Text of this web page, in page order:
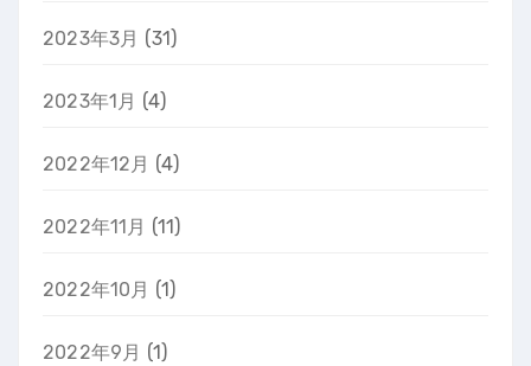
2023年3月 (31)
2023年1月 (4)
2022年12月 (4)
2022年11月 (11)
2022年10月 (1)
2022年9月 (1)